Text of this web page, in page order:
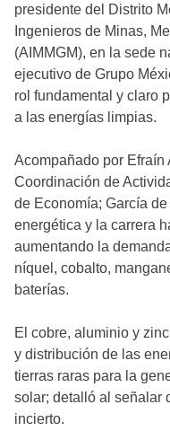
presidente del Distrito
Ingenieros de Minas,
(AIMMGM), en la sede
ejecutivo de Grupo
rol fundamental y claro
a las energías limpias.
Acompañado por
Coordinación de
de Economía; García
energética y la carrera
aumentando la
níquel, cobalto,
baterías.
El cobre, aluminio y
y distribución de las
tierras raras para la
solar; detalló al señalar
incierto.